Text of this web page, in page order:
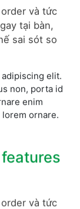
và tức
tại bàn,
sai sót so
elit.
non, porta id
enim
ornare.
và tức